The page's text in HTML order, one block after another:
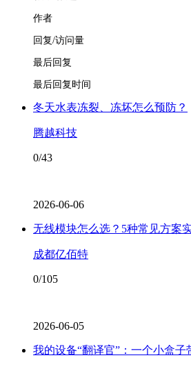
作者
回复/访问量
最后回复
最后回复时间
冬天水表冻裂、冻坏怎么预防？
腾越科技
0/43
2026-06-06
无线模块怎么选？5种常见方案
成都亿佰特
0/105
2026-06-05
我的设备“翻译官”：一个小盒子